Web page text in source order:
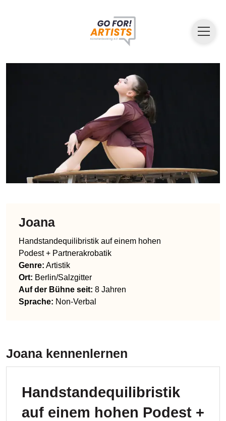
Joana
Handstandequilibristik auf einem hohen
Podest + Partnerakrobatik
Genre: Artistik
Ort: Berlin/Salzgitter
Auf der Bühne seit: 8 Jahren
Sprache: Non-Verbal
Joana kennenlernen
Handstandequilibristik
auf einem hohen Podest +